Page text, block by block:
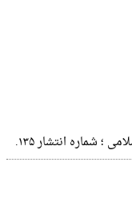
۱۳۵.‬